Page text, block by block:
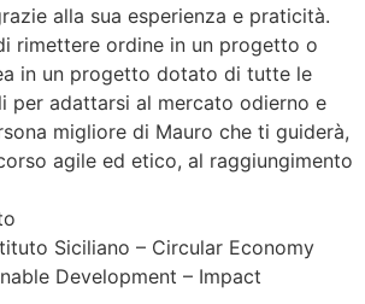
alla sua esperienza e praticità.
rimettere ordine in un progetto o
in un progetto dotato di tutte le
per adattarsi al mercato odierno e
migliore di Mauro che ti guiderà,
agile ed etico, al raggiungimento
Siciliano – Circular Economy
Development – Impact